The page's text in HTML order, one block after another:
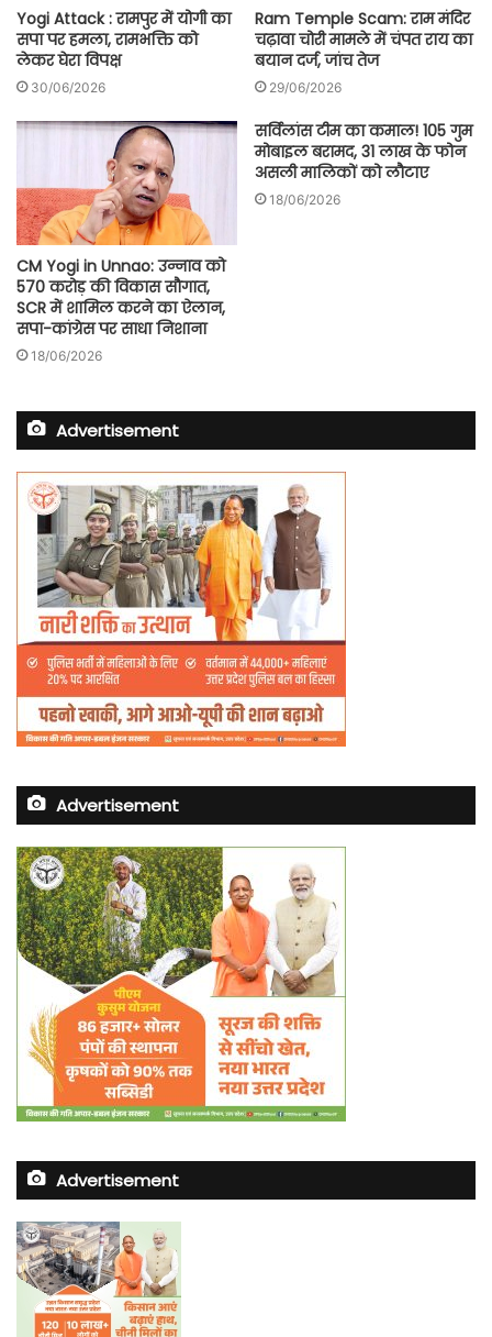
Yogi Attack : रामपुर में योगी का
सपा पर हमला, रामभक्ति को
लेकर घेरा विपक्ष
30/06/2026
Ram Temple Scam: राम मंदिर
चढ़ावा चोरी मामले में चंपत राय का
बयान दर्ज, जांच तेज
29/06/2026
CM Yogi in Unnao: उन्नाव को
570 करोड़ की विकास सौगात,
SCR में शामिल करने का ऐलान,
सपा-कांग्रेस पर साधा निशाना
18/06/2026
सर्विलांस टीम का कमाल! 105 गुम
मोबाइल बरामद, 31 लाख के फोन
असली मालिकों को लौटाए
18/06/2026
Advertisement
Advertisement
Advertisement